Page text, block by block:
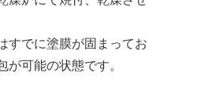
すでに塗膜が固まってお
が可能の状態です。